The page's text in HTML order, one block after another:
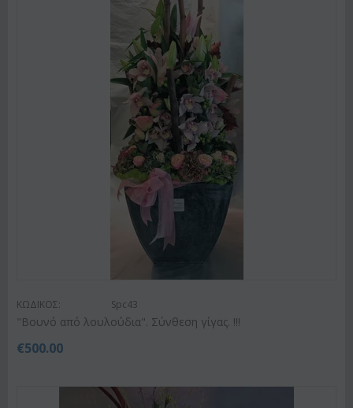
ΚΩΔΙΚΟΣ: Spc43
"Βουνό από λουλούδια". Σύνθεση γίγας. !!!
€500.00